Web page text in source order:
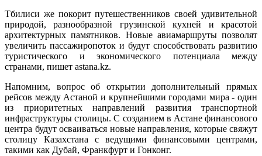
Тбилиси же покорит путешественников своей удивительной
природой, разнообразной грузинской кухней и красотой
архитектурных памятников. Новые авиамаршруты позволят
увеличить пассажиропоток и будут способствовать развитию
туристического и экономического потенциала между
странами, пишет astana.kz.
Напомним, вопрос об открытии дополнительный прямых
рейсов между Астаной и крупнейшими городами мира - один
из приоритетных направлений развития транспортной
инфраструктуры столицы. С созданием в Астане финансового
центра будут осваиваться новые направления, которые свяжут
столицу Казахстана с ведущими финансовыми центрами,
такими как Дубай, Франкфурт и Гонконг.